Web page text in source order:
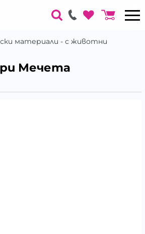
материали - с животни
Мечета